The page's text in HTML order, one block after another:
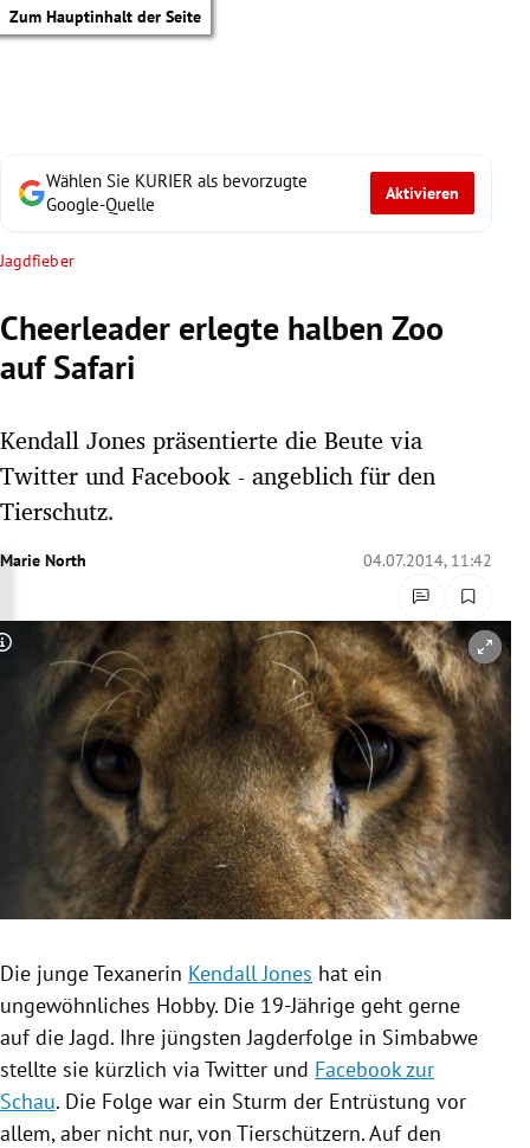
Zum Hauptinhalt der Seite
Untermenü
Untermenü
Untermenü
Untermenü
Untermenü
Untermenü
Untermenü
Untermenü
Wählen Sie KURIER als bevorzugte
Google-Quelle
Aktivieren
Jagdfieber
Cheerleader erlegte halben Zoo
auf Safari
Kendall Jones präsentierte die Beute via
Twitter und Facebook - angeblich für den
Tierschutz.
Marie North 04.07.2014, 11:42
Copyright-Hinweis öffnen/schließen
Die junge Texanerin Kendall Jones hat ein
ungewöhnliches Hobby. Die 19-Jährige geht gerne
auf die Jagd. Ihre jüngstenJagderfolge in Simbabwe
stellte sie kürzlich via Twitter und Facebook zur
Schau. Die Folge war ein Sturm der Entrüstung vor
allem, aber nicht nur, von Tierschützern. Auf den